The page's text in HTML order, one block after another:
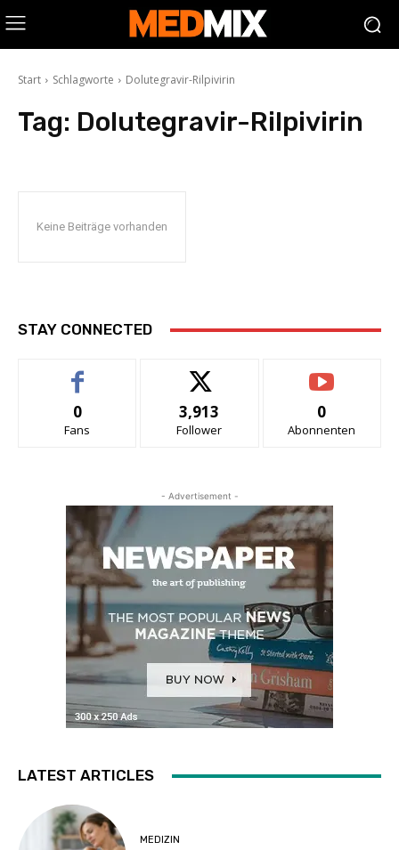
Start Schlagworte Dolutegravir-Rilpivirin
Tag: Dolutegravir-Rilpivirin
Keine Beiträge vorhanden
STAY CONNECTED
0
Fans
3,913
Follower
0
Abonnenten
- Advertisement -
LATEST ARTICLES
MEDIZIN